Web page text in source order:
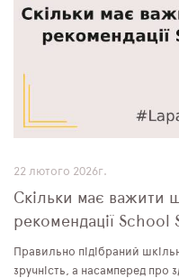
22 лютого 2026г.
Скільки має важити
рекомендації School
Правильно підібраний
зручність, а насамперед